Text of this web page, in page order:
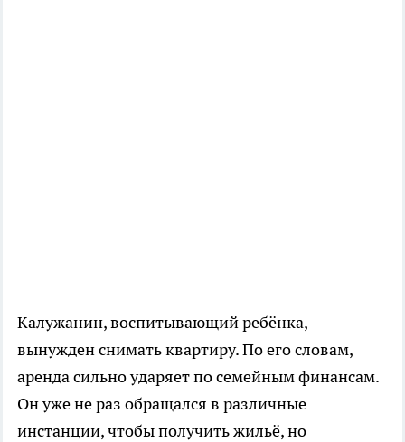
Калужанин, воспитывающий ребёнка,
вынужден снимать квартиру. По его словам,
аренда сильно ударяет по семейным финансам.
Он уже не раз обращался в различные
инстанции, чтобы получить жильё, но